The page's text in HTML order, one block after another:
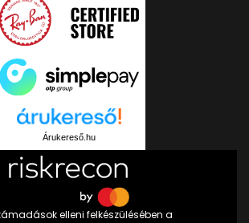
Árukereső.hu
elleni felkészülésében a